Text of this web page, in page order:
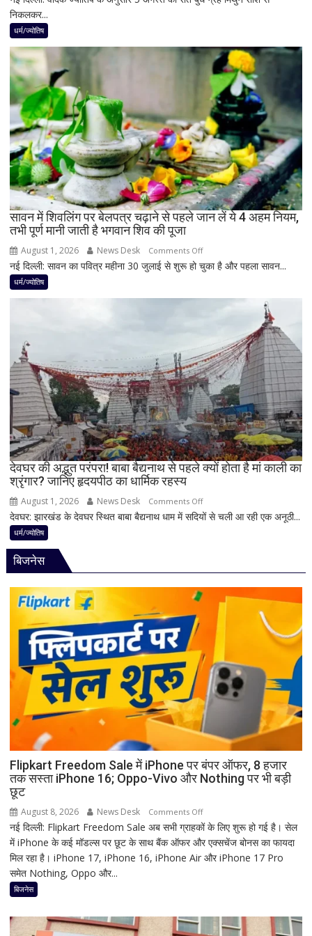
बनेगा
बुध-
शनि
नवपंचम
योग,
इन
3
राशियों
पर
रह
प्रभाव,
के
बन
रहे
योग
निकलकर...
धर्म/ज्योतिष
सावन में शिवलिंग पर बेलपत्र चढ़ाने से पहले जान लें ये 4 अहम नियम,
तभी पूर्ण मानी जाती है भगवान शिव की पूजा
August 1, 2026 News Desk Comments Offon
सावन
से
पहले
जान
लें
ये
4
अहम
नियम,
मानी
शिव
की
नई दिल्ली: सावन का पवित्र महीना 30 जुलाई से शुरू हो चुका है और पहला सावन...
धर्म/ज्योतिष
देवघर की अद्भुत परंपरा! बाबा बैद्यनाथ से पहले क्यों होता है मां काली का
श्रृंगार? जानिए हृदयपीठ का धार्मिक रहस्य
August 1, 2026 News Desk Comments Offon
देवघर
बैद्यनाथ
होता
है
मां
काली
का
श्रृंगार?
हृदयपीठ
का
रहस्य
देवघर: झारखंड के देवघर स्थित बाबा बैद्यनाथ धाम में सदियों से चली आ रही एक अनूठी...
धर्म/ज्योतिष
बिजनेस
Flipkart Freedom Sale में iPhone पर बंपर ऑफर, 8 हजार
तक सस्ता iPhone 16; Oppo-Vivo और Nothing पर भी बड़ी
छूट
August 8, 2026 News Desk Comments Offon
Flipkart
Freedom
Sale
बंपर
ऑफर,
नई दिल्ली: Flipkart Freedom Sale अब सभी ग्राहकों के लिए शुरू हो गई है। सेल
में iPhone के कई मॉडल्स पर छूट के साथ बैंक ऑफर और एक्सचेंज बोनस का फायदा
मिल रहा है। iPhone 17, iPhone 16, iPhone Air और iPhone 17 Pro
समेत Nothing, Oppo और...
बिजनेस